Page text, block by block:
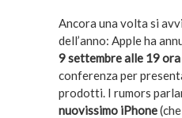
Ancora una volta si
dell’anno: Apple ha
9 settembre alle 19
conferenza per
prodotti. I rumors
nuovissimo iPhone